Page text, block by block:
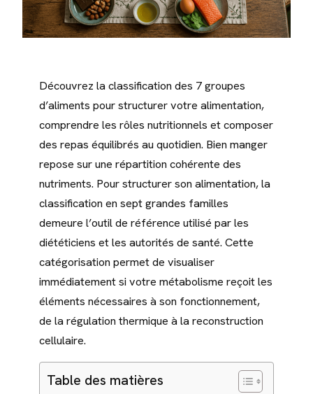
Découvrez la classification des 7 groupes
d’aliments pour structurer votre alimentation,
comprendre les rôles nutritionnels et composer
des repas équilibrés au quotidien. Bien manger
repose sur une répartition cohérente des
nutriments. Pour structurer son alimentation, la
classification en sept grandes familles
demeure l’outil de référence utilisé par les
diététiciens et les autorités de santé. Cette
catégorisation permet de visualiser
immédiatement si votre métabolisme reçoit les
éléments nécessaires à son fonctionnement,
de la régulation thermique à la reconstruction
cellulaire.
Table des matières